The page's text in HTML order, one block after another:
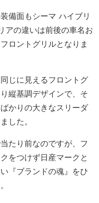
備面もシーマ ハイブリ
アの違いは前後の車名お
ロントグリルとなりま
じに見えるフロントグ
縦基調デザインで、そ
かりの大きなスリーダ
した。
たり前なのですが、フ
をつけず日産マークと
『ブランドの魂』をひ